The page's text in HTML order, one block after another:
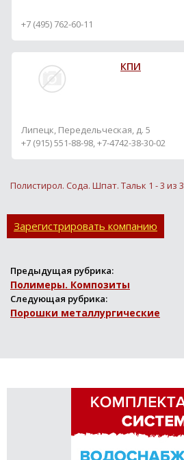
принять...
+7 (495) 762-60-11
КПИ
Липецк, Передельческая, д. 5
+7 (915) 551-88-98, +7-4742-38-30-02
Полистирол. Сода. Шпат. Тальк 1 - 3 из 3
Зарегистрировать компанию
Предыдущая рубрика:
Полимеры. Композиты
Следующая рубрика:
Порошки металлургические